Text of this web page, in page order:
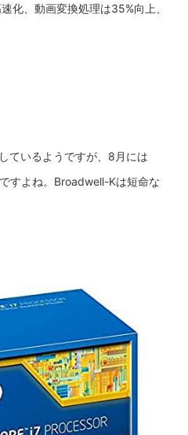
化、動画変換処理は35%向上、
ているようですが、8月には
すよね。Broadwell-Kは短命な